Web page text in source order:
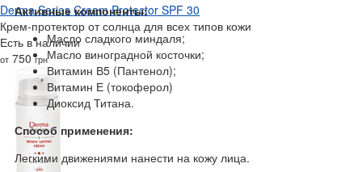
Активные компоненты:
Масло сладкого миндаля;
Масло виноградной косточки;
Витамин В5 (Пантенол);
Витамин Е (токоферол)
Диоксид Титана.
Способ применения:
Легкими движениями нанести на кожу лица.
Derma Series Cream Protector SPF 30
Крем-протектор от солнца для всех типов кожи
Есть в наличии
от 750грн